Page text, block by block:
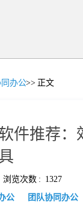
办公>> 正文
件推荐：
浏览次数 : 1327
公 团队协同办公